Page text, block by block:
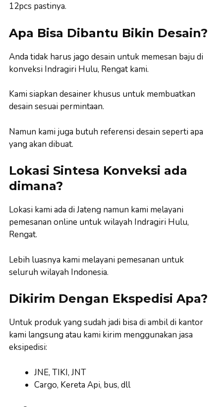
12pcs pastinya.
Apa Bisa Dibantu Bikin Desain?
Anda tidak harus jago desain untuk memesan baju di
konveksi Indragiri Hulu, Rengat kami.
Kami siapkan desainer khusus untuk membuatkan
desain sesuai permintaan.
Namun kami juga butuh referensi desain seperti apa
yang akan dibuat.
Lokasi Sintesa Konveksi ada
dimana?
Lokasi kami ada di Jateng namun kami melayani
pemesanan online untuk wilayah Indragiri Hulu,
Rengat.
Lebih luasnya kami melayani pemesanan untuk
seluruh wilayah Indonesia.
Dikirim Dengan Ekspedisi Apa?
Untuk produk yang sudah jadi bisa di ambil di kantor
kami langsung atau kami kirim menggunakan jasa
eksipedisi:
JNE, TIKI, JNT
Cargo, Kereta Api, bus, dll